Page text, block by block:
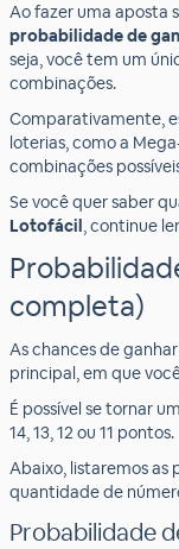
Ao fazer uma aposta
probabilidade de
seja, você tem um
combinações.
Comparativamente,
loterias, como a
combinações
Se você quer saber
Lotofácil, continue
completa)
As chances de
principal, em que
É possível se tornar
14, 13, 12 ou 11 pontos.
Abaixo, listaremos as
quantidade de
Probabilidade